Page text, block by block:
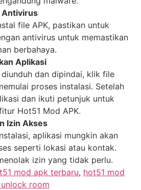
Antivirus
file APK, pastikan untuk
antivirus untuk memastikan
berbahaya.
Aplikasi
diunduh dan dipindai, klik file
proses instalasi. Setelah
dan ikuti petunjuk untuk
Hot51 Mod APK.
Izin Akses
aplikasi mungkin akan
seperti lokasi atau kontak.
izin yang tidak perlu.
mod apk terbaru, hot51 mod
room